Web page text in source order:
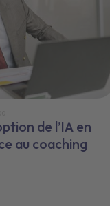
de l’IA en
au coaching